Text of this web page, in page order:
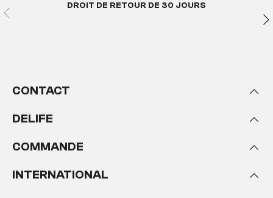
DROIT DE RETOUR DE 30 JOURS
CONTACT
DELIFE
COMMANDE
INTERNATIONAL